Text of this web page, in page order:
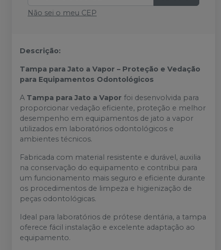
Não sei o meu CEP
Descrição:
Tampa para Jato a Vapor – Proteção e Vedação
para Equipamentos Odontológicos
A Tampa para Jato a Vapor foi desenvolvida para
proporcionar vedação eficiente, proteção e melhor
desempenho em equipamentos de jato a vapor
utilizados em laboratórios odontológicos e
ambientes técnicos.
Fabricada com material resistente e durável, auxilia
na conservação do equipamento e contribui para
um funcionamento mais seguro e eficiente durante
os procedimentos de limpeza e higienização de
peças odontológicas.
Ideal para laboratórios de prótese dentária, a tampa
oferece fácil instalação e excelente adaptação ao
equipamento.